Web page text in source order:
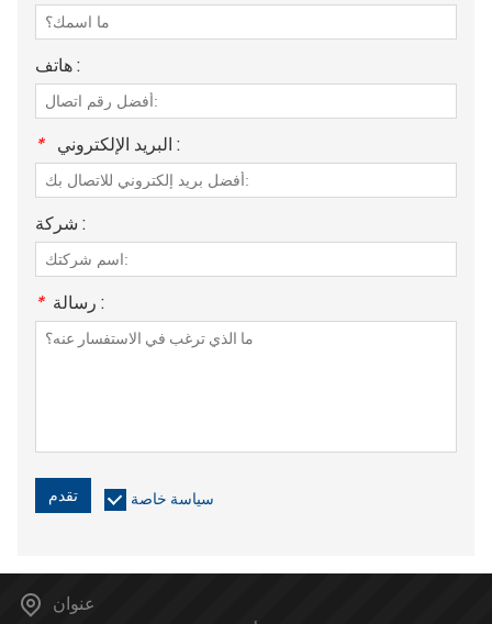
هاتف :
* البريد الإلكتروني :
شركة :
* رسالة :
تقدم سياسة خاصة
عنوان